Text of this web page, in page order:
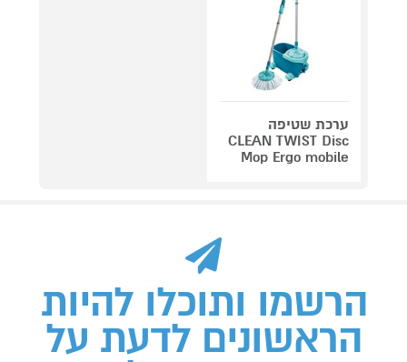
ערכת שטיפה
CLEAN TWIST Disc
Mop Ergo mobile
הרשמו ותוכלו להיות
הראשונים לדעת על